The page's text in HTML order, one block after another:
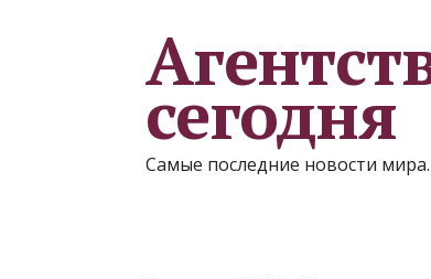
сегодня
Самые последние новости мира.